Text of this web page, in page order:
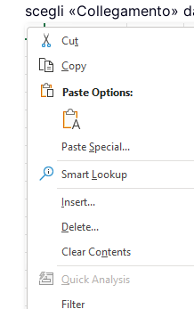
scegli «Collegamento»